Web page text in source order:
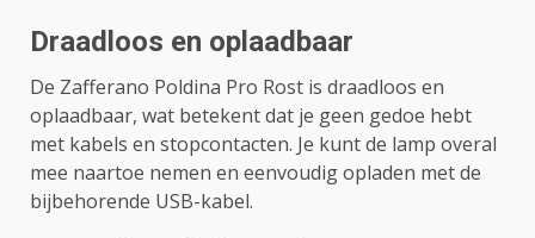
Draadloos en oplaadbaar
De Zafferano Poldina Pro Rost is draadloos en
oplaadbaar, wat betekent dat je geen gedoe hebt
met kabels en stopcontacten. Je kunt de lamp overal
mee naartoe nemen en eenvoudig opladen met de
bijbehorende USB-kabel.